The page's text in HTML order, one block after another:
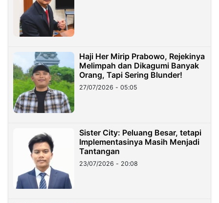
Haji Her Mirip Prabowo, Rejekinya
Melimpah dan Dikagumi Banyak
Orang, Tapi Sering Blunder!
27/07/2026 - 05:05
Sister City: Peluang Besar, tetapi
Implementasinya Masih Menjadi
Tantangan
23/07/2026 - 20:08